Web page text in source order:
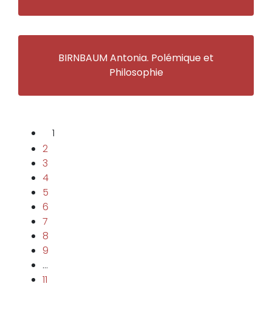
BIRNBAUM Antonia. Polémique et
Philosophie
1
2
3
4
5
6
7
8
9
…
11